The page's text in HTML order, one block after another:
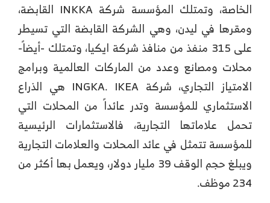
الخاصة، وتمتلك المؤسسة شركة INKKA القابضة،
ومقرها في ليدن، وهي الشركة القابضة التي تسيطر
على 315 منفذ من منافذ شركة ايكيا، وتمتلك -أيضاً-
محلات ومصانع وعدد من الماركات العالمية وبرامج
الامتياز التجاري، شركة INGKA. IKEA هي الذراع
الاستثماري للمؤسسة وتدر عائداً من المحلات التي
تحمل علاماتها التجارية، فالاستثمارات الرئيسية
للمؤسسة تتمثل في عائد المحلات والعلامات التجارية
ويبلغ حجم الوقف 39 مليار دولار، ويعمل بها أكثر من
234 موظف.